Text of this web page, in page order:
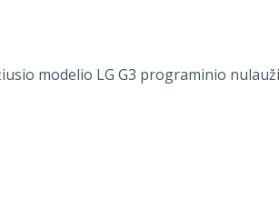
modelio LG G3 programinio